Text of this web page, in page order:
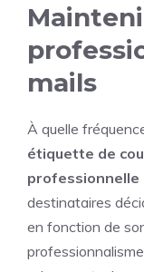
mails
À quelle
étiquette de
professionnelle
destinataires
en fonction de